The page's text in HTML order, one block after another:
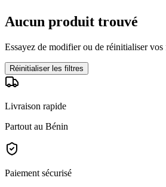
Aucun produit trouvé
Essayez de modifier ou de réinitialiser vos
Réinitialiser les filtres
Livraison rapide
Partout au Bénin
Paiement sécurisé